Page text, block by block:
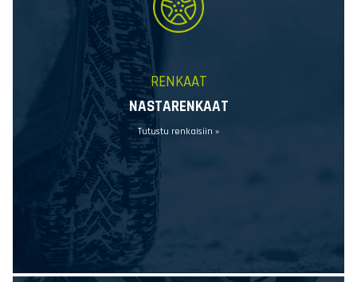
RENKAAT
NASTARENKAAT
Tutustu renkaisiin »